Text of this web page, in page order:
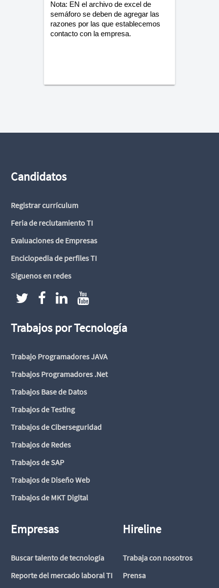
Nota: EN el archivo de excel de
semáforo se deben de agregar las
razones por las que establecemos
contacto con la empresa.
Candidatos
Registrar currículum
Feria de reclutamiento TI
Evaluaciones de Empresas
Enciclopedia de perfiles TI
Síguenos en redes
Trabajos por Tecnología
Trabajo Programadores JAVA
Trabajos Programadores .Net
Trabajos Base de Datos
Trabajos de Testing
Trabajos de Ciberseguridad
Trabajos de Redes
Trabajos de SAP
Trabajos de Diseño Web
Trabajos de MKT Digital
Empresas
Buscar talento de tecnología
Reporte del mercado laboral TI
Hireline
Trabaja con nosotros
Prensa